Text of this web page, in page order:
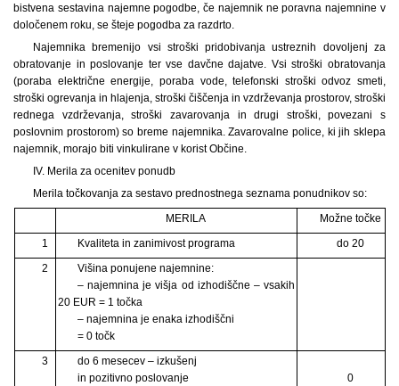
bistvena sestavina najemne pogodbe, če najemnik ne poravna najemnine v
določenem roku, se šteje pogodba za razdrto.
Najemnika bremenijo vsi stroški pridobivanja ustreznih dovoljenj za
obratovanje in poslovanje ter vse davčne dajatve. Vsi stroški obratovanja
(poraba električne energije, poraba vode, telefonski stroški odvoz smeti,
stroški ogrevanja in hlajenja, stroški čiščenja in vzdrževanja prostorov, stroški
rednega vzdrževanja, stroški zavarovanja in drugi stroški, povezani s
poslovnim prostorom) so breme najemnika. Zavarovalne police, ki jih sklepa
najemnik, morajo biti vinkulirane v korist Občine.
IV. Merila za ocenitev ponudb
Merila točkovanja za sestavo prednostnega seznama ponudnikov so:
MERILA
Možne točke
1
Kvaliteta in zanimivost programa
do 20
2
Višina ponujene najemnine:
– najemnina je višja od izhodiščne – vsakih
20 EUR = 1 točka
– najemnina je enaka izhodiščni
= 0 točk
3
do 6 mesecev – izkušenj
in pozitivno poslovanje
0